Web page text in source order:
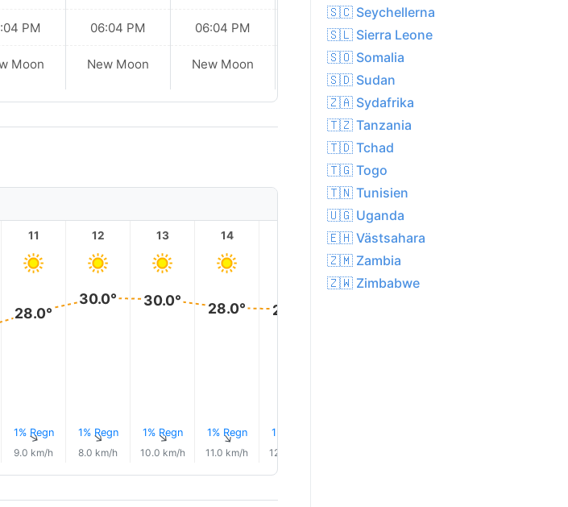
PM
Moon
06:04 PM
New Moon
06:04 PM
New Moon
06:04 PM
New Moon
11
28.0°
1% Regn
↑
9.0 km/h
12
30.0°
1% Regn
↑
8.0 km/h
13
30.0°
1% Regn
↑
10.0 km/h
14
28.0°
1% Regn
↑
11.0 km/h
28.0°
1% Regn
12.0 km/h
16 17
🇸🇨 Seychellerna
🇸🇱 Sierra Leone
🇸🇴 Somalia
🇸🇩 Sudan
🇿🇦 Sydafrika
🇹🇿 Tanzania
🇹🇩 Tchad
🇹🇬 Togo
🇹🇳 Tunisien
🇺🇬 Uganda
🇪🇭 Västsahara
🇿🇲 Zambia
🇿🇼 Zimbabwe